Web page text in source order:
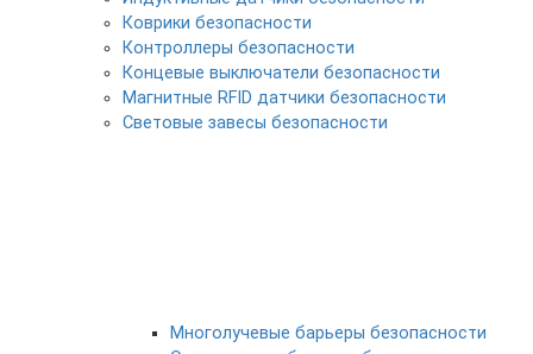
Коврики безопасности
Контроллеры безопасности
Концевые выключатели безопасности
Магнитные RFID датчики безопасности
Световые завесы безопасности
Многолучевые барьеры безопасности